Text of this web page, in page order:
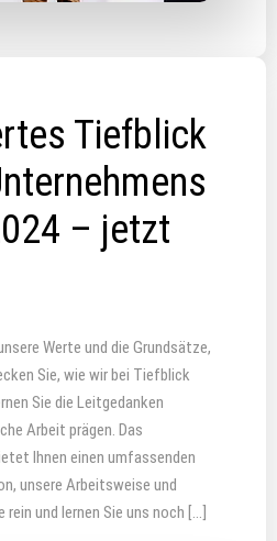
Tiefblick
– jetzt
Werte und die Grundsätze,
Sie, wie wir bei Tiefblick
Sie die Leitgedanken
Arbeit prägen. Das
Ihnen einen umfassenden
unsere Arbeitsweise und
rein und lernen Sie uns noch […]